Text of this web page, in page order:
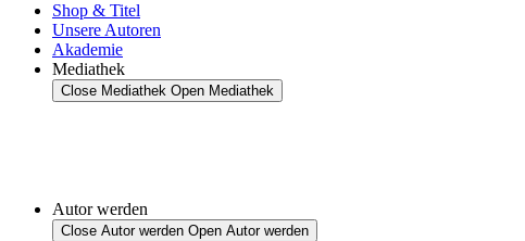
Shop & Titel
Unsere Autoren
Akademie
Mediathek
Close Mediathek Open Mediathek
Autor werden
Close Autor werden Open Autor werden